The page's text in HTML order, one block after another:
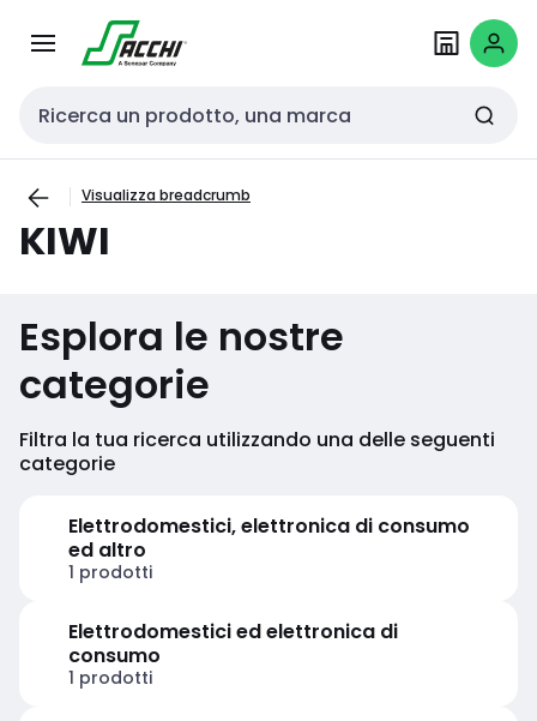
navigazionecontenuto
Cerca input
Visualizza breadcrumb
KIWI
Esplora le nostre
categorie
Filtra la tua ricerca utilizzando una delle seguenti
categorie
Elettrodomestici, elettronica di consumo
ed altro
1 prodotti
Elettrodomestici ed elettronica di
consumo
1 prodotti